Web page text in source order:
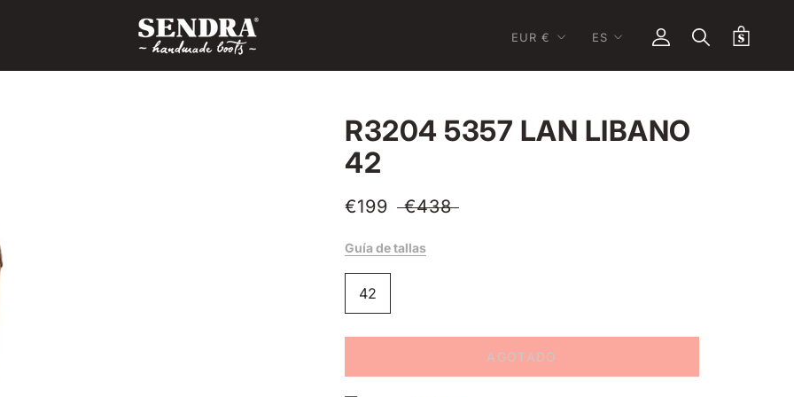
Moneda
EUR € Idioma
ES
R3204 5357 LAN LIBANO
42
€199 €438
Guía de tallas
42
AGOTADO